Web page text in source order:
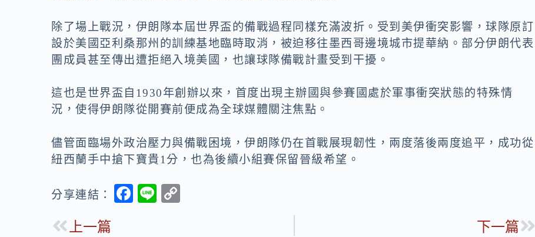
除了場上戰況，伊朗隊本屆世界盃的備戰過程同樣充滿波折。受到美伊衝突影響，球隊原訂
設於美國亞利桑那州的訓練基地臨時取消，被迫移往墨西哥邊境城市提華納。部分伊朗代表
團成員甚至傳出遭拒絕入境美國，也讓球隊備戰計畫受到干擾。
這也是世界盃自1930年創辦以來，首度出現主辦國與參賽國處於軍事衝突狀態的特殊情
況，使得伊朗隊從開賽前便成為全球媒體關注焦點。
儘管面臨場外政治壓力與備戰困境，伊朗隊仍在首戰展現韌性，兩度落後兩度追平，成功從
紐西蘭手中搶下寶貴1分，也為後續小組賽保留晉級希望。
分享連結：
F
Li
上一篇 下一篇